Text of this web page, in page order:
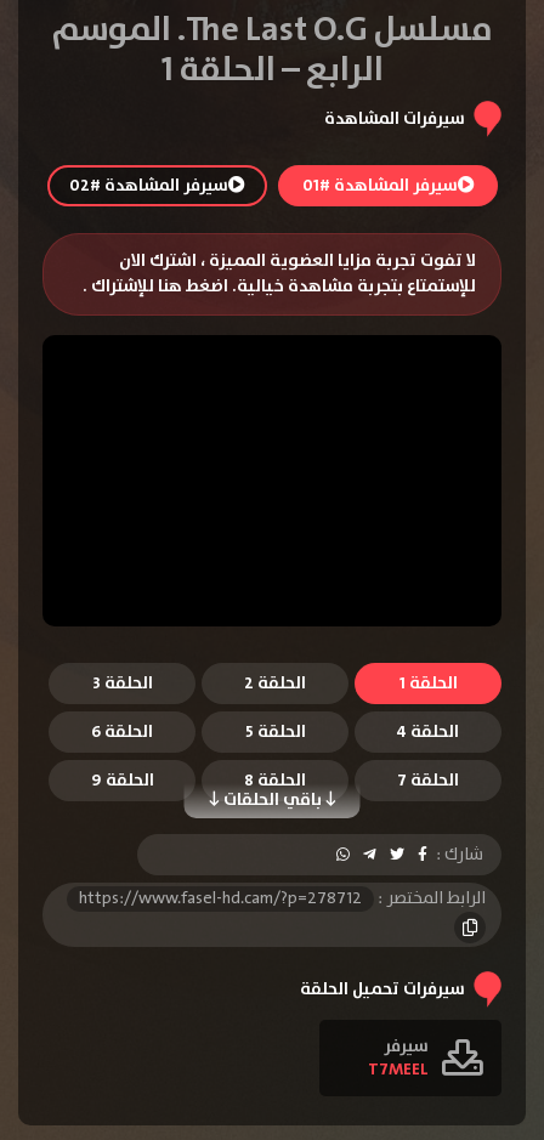
مسلسل The Last O.G. الموسم
الرابع – الحلقة 1
سيرفرات المشاهدة
سيرفر المشاهدة #01 سيرفر المشاهدة #02
لا تفوت تجربة مزايا العضوية المميزة ، اشترك الان
للإستمتاع بتجربة مشاهدة خيالية. اضغط هنا للإشتراك .
الحلقة 1 الحلقة 2
الحلقة 3
الحلقة 4
الحلقة 5 الحلقة 6
باقي الحلقات
الحلقة 7 الحلقة 8
الحلقة 9
الحلقة 10
شارك :
الرابط المختصر :
https://www.fasel-hd.cam/?p=278712
سيرفرات تحميل الحلقة
سيرفر
T7MEEL